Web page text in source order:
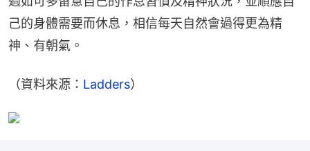
己的身體需要而休息，相信每天自然會過得更為精
神、有朝氣。
（資料來源： Ladders）